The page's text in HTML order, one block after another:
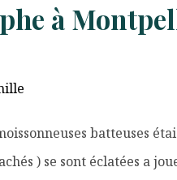
à
batteuses
) se sont éclatées a